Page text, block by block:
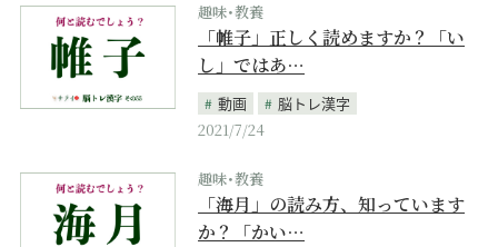
趣味･教養
「帷子」正しく読めますか？「い
し」ではあ…
動画
脳トレ漢字
2021/7/24
趣味･教養
「海月」の読み方、知っています
か？「かい…